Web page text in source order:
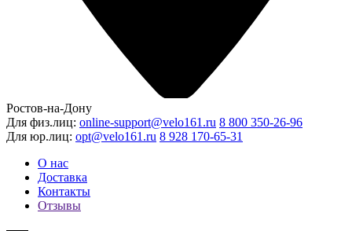
Ростов-на-Дону
Для физ.лиц: online-support@velo161.ru 8 800 350-26-96
Для юр.лиц: opt@velo161.ru 8 928 170-65-31
О нас
Доставка
Контакты
Отзывы